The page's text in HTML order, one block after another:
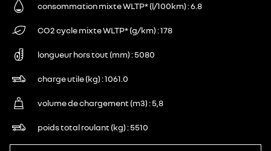
consommation mixte WLTP* (l/100km) 6.8
CO2 cycle mixte WLTP* (g/km) 178
longueur hors tout (mm) 5080
charge utile (kg) 1061.0
volume de chargement (m3) 5,8
poids total roulant (kg) 5510